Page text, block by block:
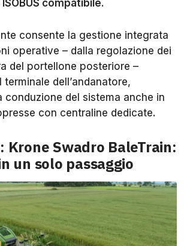
ISOBUS compatibile.
consente la gestione integrata
operative – dalla regolazione dei
del portellone posteriore –
dell’andanatore,
conduzione del sistema anche in
con centraline dedicate.
Krone Swadro BaleTrain:
un solo passaggio